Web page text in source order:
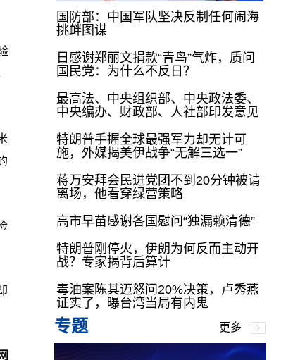
国防部：中国军队坚决反制任何闹海
挑衅图谋
日感谢郑丽文捐款“青鸟”气炸，质问
国民党：为什么不反日？
最高法、中央组织部、中央政法委、
中央编办、财政部、人社部印发意见
特朗普手握全球最强军力却无计可
施，外媒揭美伊战争“无解三选一”
蒋万安拜会民进党团不到20分钟被请
离场，他看穿绿营策略
高市早苗感谢各国慰问“独漏赖清德”
特朗普刚停火，伊朗为何反而主动开
战？专家揭背后算计
毒油案陈其迈怒问20%决策，卢秀燕
证实了，曝台湾当局有内鬼
专题 更多